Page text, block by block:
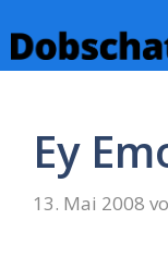
Inhalt
springen
Ey
13. Mai 2008